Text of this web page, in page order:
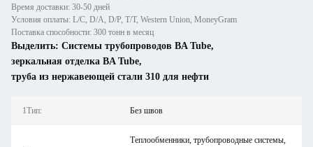
Время доставки: 30-50 дней
Условия оплаты: L/C, D/A, D/P, T/T, Western Union, MoneyGram
Поставка способности: 300 тонн в месяц
Выделить: Системы трубопроводов BA Tube,
зеркальная отделка BA Tube,
труба из нержавеющей стали 310 для нефти
1Тип: Без швов
Теплообменники, трубопроводные системы,